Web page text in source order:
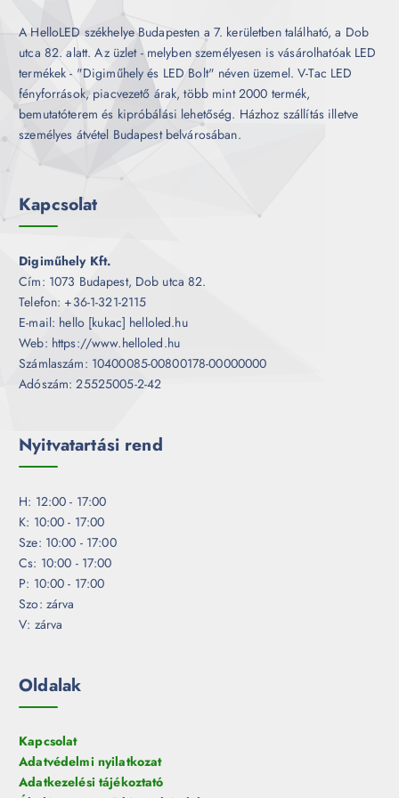
A HelloLED székhelye Budapesten a 7. kerületben található, a Dob
utca 82. alatt. Az üzlet - melyben személyesen is vásárolhatóak LED
termékek - "Digiműhely és LED Bolt" néven üzemel. V-Tac LED
fényforrások, piacvezető árak, több mint 2000 termék,
bemutatóterem és kipróbálási lehetőség. Házhoz szállítás illetve
személyes átvétel Budapest belvárosában.
Kapcsolat
Digiműhely Kft.
Cím: 1073 Budapest, Dob utca 82.
Telefon: +36-1-321-2115
E-mail: hello [kukac] helloled.hu
Web: https://www.helloled.hu
Számlaszám: 10400085-00800178-00000000
Adószám: 25525005-2-42
Nyitvatartási rend
H: 12:00 - 17:00
K: 10:00 - 17:00
Sze: 10:00 - 17:00
Cs: 10:00 - 17:00
P: 10:00 - 17:00
Szo: zárva
V: zárva
Oldalak
Kapcsolat
Adatvédelmi nyilatkozat
Adatkezelési tájékoztató